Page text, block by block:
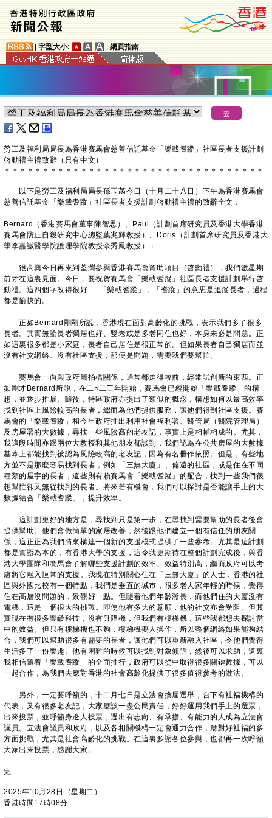
字型大小: 網頁指南
​勞工及福利局局長為香港賽馬會慈善信託基金「樂載耆蹤」社區長者支援計劃
啓動禮主禮致辭（只有中文）
＊ ＊ ＊ ＊ ＊ ＊ ＊ ＊ ＊ ＊ ＊ ＊ ＊ ＊ ＊ ＊ ＊ ＊ ＊ ＊ ＊ ＊ ＊ ＊ ＊ ＊ ＊ ＊ ＊ ＊ ＊ ＊ ＊ ＊
以下是勞工及福利局局長孫玉菡今日（十月二十八日）下午為香港賽馬會
慈善信託基金「樂載耆蹤」社區長者支援計劃啓動禮主禮的致辭全文：
Bernard（香港賽馬會董事陳智思）、Paul（計劃首席研究員及香港大學香港
賽馬會防止自殺研究中心總監葉兆輝教授）、Doris（計劃首席研究員及香港大
學李嘉誠醫學院護理學院教授余秀鳳教授）：
很高興今日再來到荃灣參與香港賽馬會資助項目（啓動禮），我們數星期
前才在這裏見面。今日，要祝賀賽馬會「樂載耆蹤」社區長者支援計劃舉行啓
動禮。這四個字改得很好──「樂載耆蹤」，「耆蹤」的意思是追蹤長者，過程
都是愉快的。
正如Bernard剛剛所說，香港現在面對高齡化的挑戰，表示我們多了很多
長者。其實無論長者獨居也好、雙老或是多老同住也好，本身未必是問題。正
如這裏很多都是小家庭，長者自己居住是很正常的。但如果長者自己獨居而並
沒有社交網絡、沒有社區支援，那便是問題，需要我們要幫忙。
賽馬會一向與政府屬拍檔關係，通常都走得較前，經常試創新的東西。正
如剛才Bernard所說，在二○二三年開始，賽馬會已經開始「樂載耆蹤」的構
想，並逐步推展。隨後，特區政府亦提出了類似的概念，構想如何以最高效率
找到社區上風險較高的長者，繼而為他們提供服務，讓他們得到社區支援。賽
馬會的「樂載耆蹤」和今年政府推出利用社會福利署、醫管局（醫院管理局）
及房屋署的大數據，尋找一些風險高的老友記，事實上是相輔相成的。尤其，
我這段時間亦跟兩位大教授和其他朋友都談到，我們認為在公共房屋的大數據
基本上都能找到被認為風險較高的老友記，因為有名冊作依照。但是，有些地
方並不是那麼容易找到長者，例如「三無大廈」、偏遠的社區，或是住在不同
種類的屋宇的長者，這些則有賴賽馬會「樂載耆蹤」的配合，找到一些我們很
想幫忙卻又無從找到的長者。將來若有機會，我們可以探討是否能讓手上的大
數據結合「樂載耆蹤」，提升效率。
這計劃更好的地方是，尋找到只是第一步，在尋找到需要幫助的長者後會
提供幫助。他們會做簡單的家居改善，然後跟他們建立一個有信任的朋友關
係，這正正為我們將來構建一個新的支援模式提供了一些參考。尤其是這計劃
都是實證為本的，有香港大學的支援，這令我更期待在整個計劃完成後，與香
港大學團隊和賽馬會了解哪些支援計劃的效率、效益特別高，繼而政府可以考
慮將它融入恆常的支援。我現在特別關心住在「三無大廈」的人士，香港的社
區與外國比較有一個特點，我們是垂直的城市，很多老人家年輕的時候，覺得
住在高層沒問題的，景觀好一點。但隨着他們年齡漸長，而他們住的大廈沒有
電梯，這是一個很大的挑戰。即使他有多大的意願，他的社交亦會受阻。但其
實現在有很多樂齡科技，沒有升降機，但我們有樓梯機，這些我都想去探討當
中的效益。但只有樓梯機也不夠，樓梯機要人操作，所以整個網絡如果能夠結
合，我們可以幫助很多有需要的長者，讓他們可以重新融入社區，令他們覺得
生活多了一份樂趣。他有困難的時候可以找到對象傾訴，然後可以求助，這裏
我相信隨着「樂載耆蹤」的全面推行，政府可以從中取得很多關鍵數據，可以
一起合作，為我們去應對香港的社會高齡化提供了很多值得參考的做法。
另外，一定要呼籲的，十二月七日是立法會換屆選舉，台下有社福機構的
代表，又有很多老友記，大家應該一盡公民責任，好好運用我們手上的選票，
出來投票，並呼籲身邊人投票，選出有志向、有承擔、有能力的人成為立法會
議員。立法會議員和政府，以及各相關機構一定會通力合作，應對好社福的多
方面挑戰，尤其是社會高齡化的挑戰。在這裏多謝各位參與，也都再一次呼籲
大家出來投票，感謝大家。
完
2025年10月28日（星期二）
香港時間17時08分